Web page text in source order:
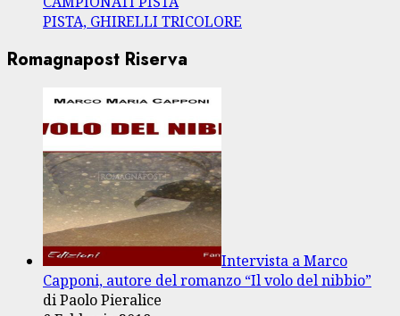
PISTA, GHIRELLI TRICOLORE
Romagnapost Riserva
Intervista a Marco
Capponi, autore del romanzo “Il volo del nibbio”
di Paolo Pieralice